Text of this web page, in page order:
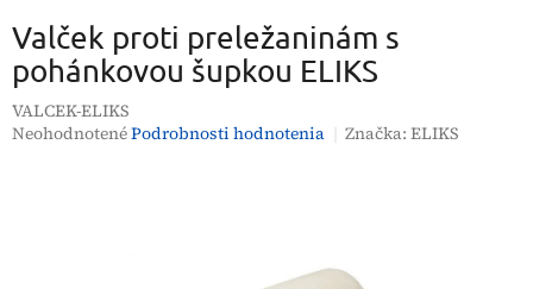
Valček proti preležaninám s
pohánkovou šupkou ELIKS
VALCEK-ELIKS
Priemerné
NeohodnotenéPodrobnosti hodnotenia Značka:ELIKS